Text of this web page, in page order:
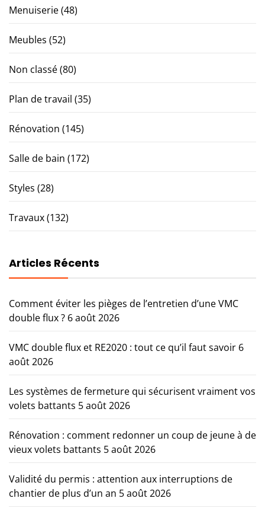
Menuiserie(48)
Meubles (52)
Non classé(80)
Plan de travail (35)
Rénovation (145)
Salle de bain (172)
Styles (28)
Travaux(132)
Articles Récents
Comment éviter les pièges de l’entretien d’une VMC
double flux ? 6 août 2026
VMC double flux et RE2020 : tout ce qu’il faut savoir 6
août 2026
Les systèmes de fermeture qui sécurisent vraiment vos
volets battants 5 août 2026
Rénovation : comment redonner un coup de jeune à de
vieux volets battants 5 août 2026
Validité du permis : attention aux interruptions de
chantier de plus d’un an 5 août 2026